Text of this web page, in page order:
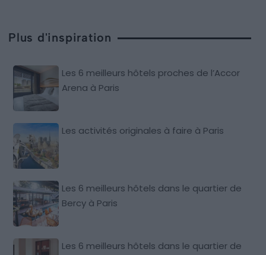
Plus d'inspiration
Les 6 meilleurs hôtels proches de l’Accor
Arena à Paris
Les activités originales à faire à Paris
Les 6 meilleurs hôtels dans le quartier de
Bercy à Paris
Les 6 meilleurs hôtels dans le quartier de